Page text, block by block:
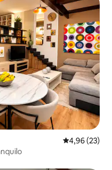
Calificación
4,96 (23)